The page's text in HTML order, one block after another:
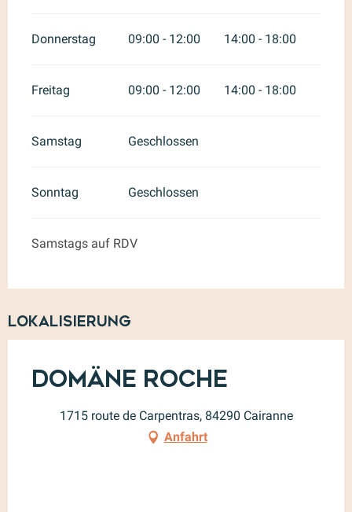
Donnerstag 09:00 - 12:00 14:00 - 18:00
Freitag 09:00 - 12:00 14:00 - 18:00
Samstag Geschlossen
Sonntag Geschlossen
Samstags auf RDV
Lokalisierung
Domäne Roche
1715 route de Carpentras, 84290 Cairanne
Anfahrt